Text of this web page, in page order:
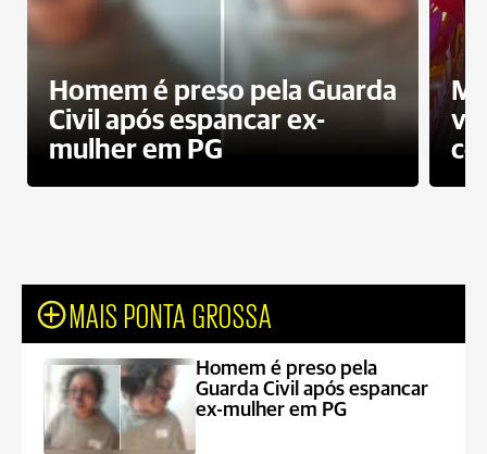
Homem é preso pela Guarda
Civil após espancar ex-
mulher em PG
MAIS PONTA GROSSA
Homem é preso pela
Guarda Civil após espancar
ex-mulher em PG